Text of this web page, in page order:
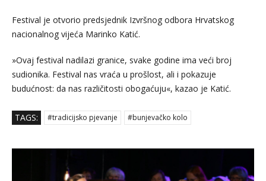
Festival je otvorio predsjednik Izvršnog odbora Hrvatskog
nacionalnog vijeća Marinko Katić.
»Ovaj festival nadilazi granice, svake godine ima veći broj
sudionika. Festival nas vraća u prošlost, ali i pokazuje
budućnost: da nas različitosti obogaćuju«, kazao je Katić.
TAGS: #tradicijsko pjevanje #bunjevačko kolo